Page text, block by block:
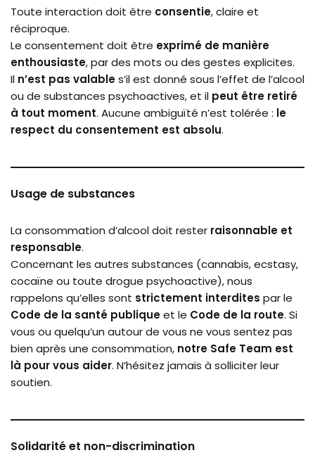
Toute interaction doit être consentie, claire et
réciproque.
Le consentement doit être exprimé de manière
enthousiaste, par des mots ou des gestes explicites.
Il n’est pas valables’il est donné sous l’effet de l’alcool
ou de substances psychoactives, et il peut être retiré
à tout moment. Aucune ambiguïté n’est tolérée : le
respect du consentement est absolu.
Usage de substances
La consommation d’alcool doit rester raisonnable et
responsable.
Concernant les autres substances (cannabis, ecstasy,
cocaïne ou toute drogue psychoactive), nous
rappelons qu’elles sont strictement interdites par le
Code de la santé publiqueet le Code de la route. Si
vous ou quelqu’un autour de vous ne vous sentez pas
bien après une consommation, notre Safe Team est
là pour vous aider. N’hésitez jamais à solliciter leur
soutien.
Solidarité et non-discrimination